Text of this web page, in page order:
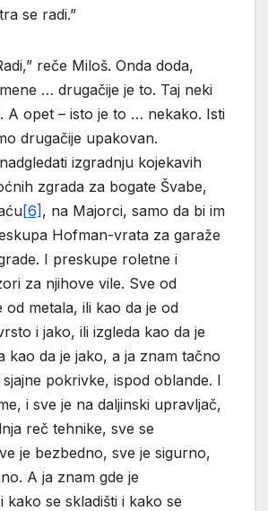
se radi.”
reče Miloš. Onda doda,
… drugačije je to. Taj neki
A opet – isto je to … nekako. Isti
drugačije upakovan.
izgradnju kojekavih
zgrada za bogate Švabe,
[6] , na Majorci, samo da bi im
Hofman-vrata za garaže
I preskupe roletne i
za njihove vile. Sve od
od metala, ili kao da je od
i jako, ili izgleda kao da je
kao da je jako, a ja znam tačno
sjajne pokrivke, ispod oblande. I
i sve je na daljinski upravljač,
reč tehnike, sve se
je bezbedno, sve je sigurno,
A ja znam gde je
kako se skladišti i kako se